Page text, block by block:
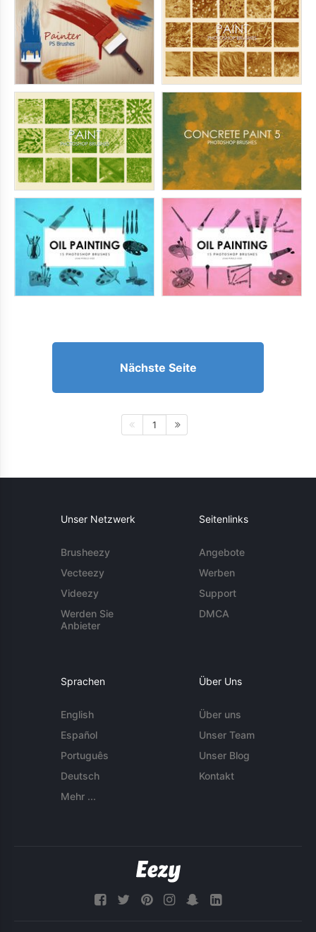
Nächste Seite
1
Unser Netzwerk
Brusheezy
Vecteezy
Videezy
Werden Sie
Anbieter
Seitenlinks
Angebote
Werben
Support
DMCA
Sprachen
English
Español
Português
Deutsch
Mehr ...
Über Uns
Über uns
Unser Team
Unser Blog
Kontakt